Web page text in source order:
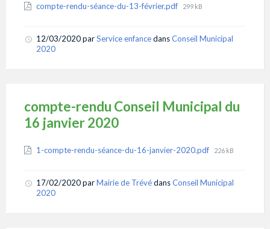
Attachments
compte-rendu-séance-du-13-février.pdf File
299 kB
12/03/2020parService enfancedansConseil Municipal
2020
compte-rendu Conseil Municipal du
16 janvier 2020
Attachments
1-compte-rendu-séance-du-16-janvier-2020.pdf File
226 kB
17/02/2020parMairie de TrévédansConseil Municipal
2020